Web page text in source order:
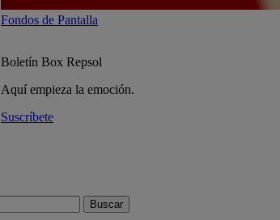
Fondos de Pantalla
Boletín Box Repsol
Aquí empieza la emoción.
Suscríbete